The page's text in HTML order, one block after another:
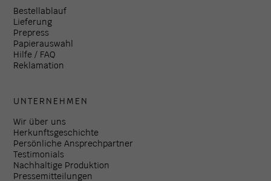
Bestellablauf
Lieferung
Prepress
Papierauswahl
Hilfe / FAQ
Reklamation
UNTERNEHMEN
Wir über uns
Herkunftsgeschichte
Persönliche Ansprechpartner
Testimonials
Nachhaltige Produktion
Pressemitteilungen